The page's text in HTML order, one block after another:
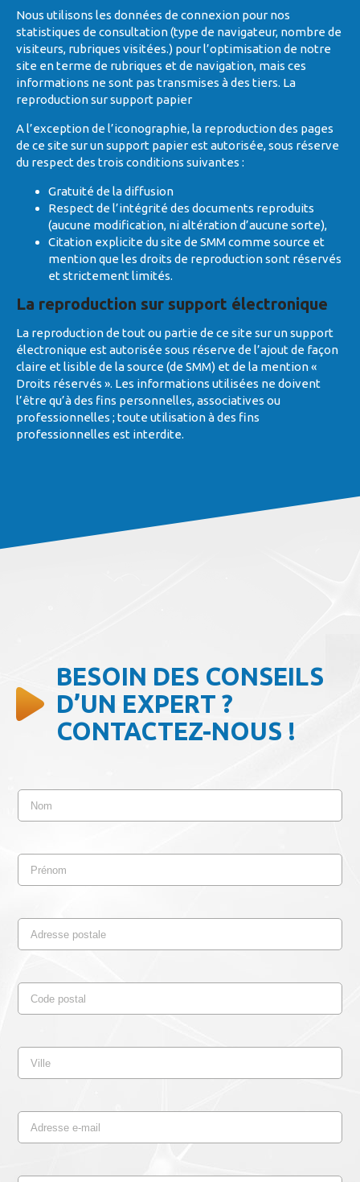
Nous utilisons les données de connexion pour nos
statistiques de consultation (type de navigateur, nombre de
visiteurs, rubriques visitées.) pour l’optimisation de notre
site en terme de rubriques et de navigation, mais ces
informations ne sont pas transmises à des tiers. La
reproduction sur support papier
A l’exception de l’iconographie, la reproduction des pages
de ce site sur un support papier est autorisée, sous réserve
du respect des trois conditions suivantes :
Gratuité de la diffusion
Respect de l’intégrité des documents reproduits
(aucune modification, ni altération d’aucune sorte),
Citation explicite du site de SMM comme source et
mention que les droits de reproduction sont réservés
et strictement limités.
La reproduction sur support électronique
La reproduction de tout ou partie de ce site sur un support
électronique est autorisée sous réserve de l’ajout de façon
claire et lisible de la source (de SMM) et de la mention «
Droits réservés ». Les informations utilisées ne doivent
l’être qu’à des fins personnelles, associatives ou
professionnelles ; toute utilisation à des fins
professionnelles est interdite.
BESOIN DES CONSEILS
D’UN EXPERT ?
CONTACTEZ-NOUS !